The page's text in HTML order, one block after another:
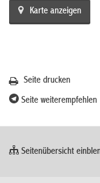
Karte anzeigen
Seite drucken
Seite weiterempfehlen
Seitenübersicht